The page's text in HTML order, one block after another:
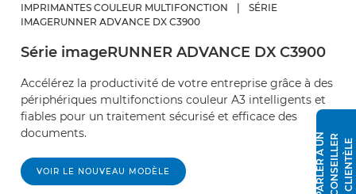
IMPRIMANTES COULEUR MULTIFONCTION
SÉRIE
IMAGERUNNER ADVANCE DX C3900
Série imageRUNNER ADVANCE DX C3900
Accélérez la productivité de votre entreprise grâce à des
périphériques multifonctions couleur A3 intelligents et
fiables pour un traitement sécurisé et efficace des
documents.
VOIR LE NOUVEAU MODÈLE P
A
R
L
E
R
À U
N
C
O
N
S
E
I
L
L
E
R
C
L
I
E
N
T
È
L E